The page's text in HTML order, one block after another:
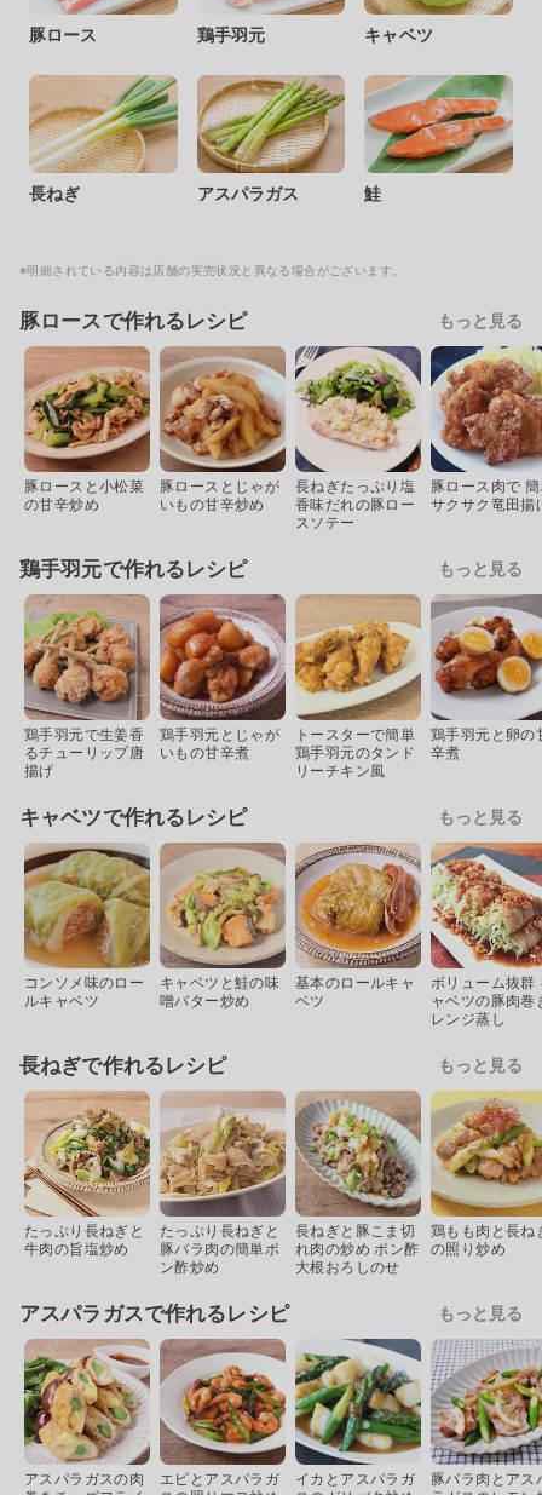
豚ロース 鶏手羽元 キャベツ
長ねぎ アスパラガス 鮭
※明細されている内容は店舗の実売状況と異なる場合がございます。
豚ロースで作れるレシピ もっと見る
豚ロースと小松菜
の甘辛炒め
豚ロースとじゃが
いもの甘辛炒め
長ねぎたっぷり塩
香味だれの豚ロー
スソテー
豚ロース肉で
サクサク竜田揚
鶏手羽元で作れるレシピ もっと見る
鶏手羽元で生姜香
るチューリップ唐
揚げ
鶏手羽元とじゃが
いもの甘辛煮
トースターで簡単
鶏手羽元のタンド
リーチキン風
鶏手羽元と卵の
辛煮
キャベツで作れるレシピ もっと見る
コンソメ味のロー
ルキャベツ
キャベツと鮭の味
噌バター炒め
基本のロールキャ
ベツ
ボリューム抜群
ャベツの豚肉巻
レンジ蒸し
長ねぎで作れるレシピ もっと見る
たっぷり長ねぎと
牛肉の旨塩炒め
たっぷり長ねぎと
豚バラ肉の簡単ポ
ン酢炒め
長ねぎと豚こま切
れ肉の炒め ポン酢
大根おろしのせ
鶏もも肉と長ね
の照り炒め
アスパラガスで作れるレシピ もっと見る
アスパラガスの肉
エビとアスパラガ
イカとアスパラガ
豚バラ肉とアス